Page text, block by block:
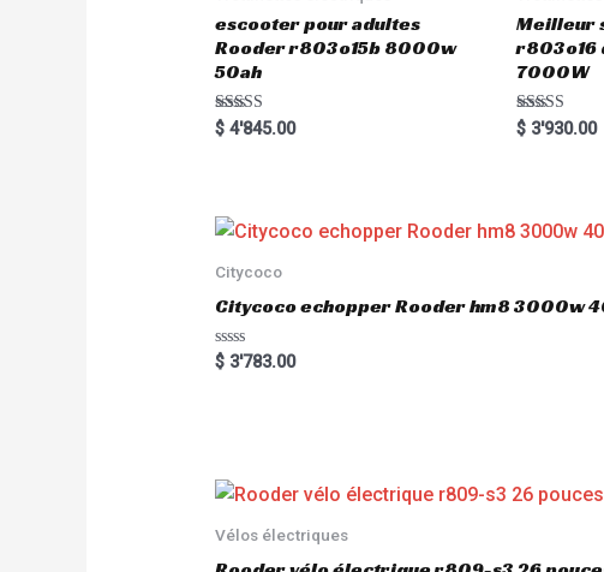
escooter pour adultes
Rooder r803o15b 8000w
50ah
Rated
5.00
$4'845.00
Meilleur
r803o16
7000W
Rated
5.00
$ 3'930.00
Citycoco
Citycoco echopper Rooder hm8 3000w
R
a
t
o
5
$3'783.00
Vélos électriques